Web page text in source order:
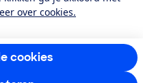
over cookies.
cookies
met gemiddeld